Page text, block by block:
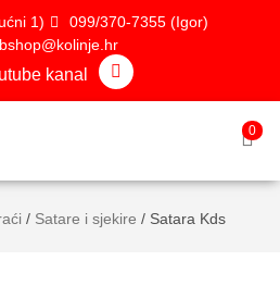
1)
099/370-7355 (Igor)
kanal
0
/ Satare i sjekire / Satara Kds